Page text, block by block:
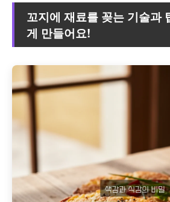
꼬지에 재료를 꽂는 기술과
게 만들어요!